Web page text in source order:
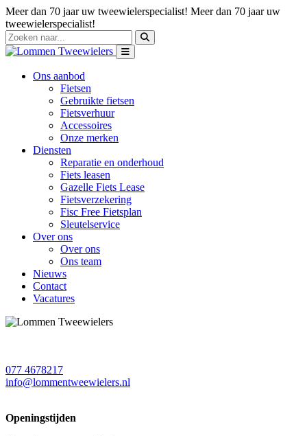
Meer dan 70 jaar uw tweewielerspecialist! Meer dan 70 jaar uw
tweewielerspecialist!
Ons aanbod
Fietsen
Gebruikte fietsen
Fietsverhuur
Accessoires
Onze merken
Diensten
Reparatie en onderhoud
Fiets leasen
Gazelle Fiets Lease
Fietsverzekering
Fisc Free Fietsplan
Sleutelservice
Over ons
Over ons
Ons team
Nieuws
Contact
Vacatures
077 4678217
info@lommentweewielers.nl
Openingstijden